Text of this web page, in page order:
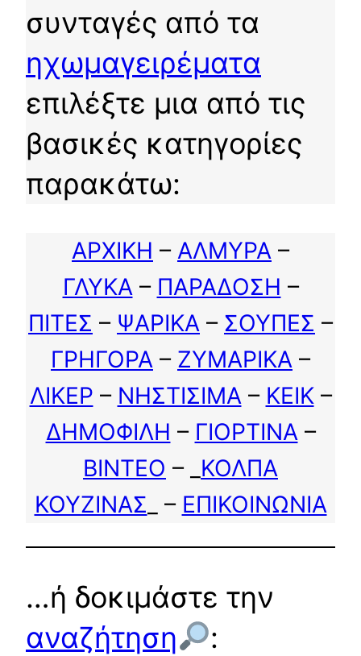
συνταγές από τα
ηχωμαγειρέματα
επιλέξτε μια από τις
βασικές κατηγορίες
παρακάτω:
ΑΡΧΙΚΗ – ΑΛΜΥΡΑ –
ΓΛΥΚΑ– ΠΑΡΑΔΟΣΗ –
ΠΙΤΕΣ – ΨΑΡΙΚΑ – ΣΟΥΠΕΣ –
ΓΡΗΓΟΡΑ – ΖΥΜΑΡΙΚΑ –
ΛΙΚΕΡ – ΝΗΣΤΙΣΙΜΑ– ΚΕΙΚ–
ΔΗΜΟΦΙΛΗ – ΓΙΟΡΤΙΝΑ–
ΒΙΝΤΕΟ – _ ΚΟΛΠΑ
ΚΟΥΖΙΝΑΣ _ – ΕΠΙΚΟΙΝΩΝΙΑ
…ή δοκιμάστε την
αναζήτηση
: